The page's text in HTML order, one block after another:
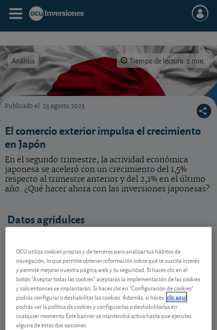
Análisis Tiempo de lectura: 2 min.
Japón retoma la senda del crecimiento económico. Qué hacer con sus inversiones
Publicado el 23 agosto 2023
El comercio exterior impulsa el crecimiento
en Japón
En el segundo trimestre, la actividad económica
japonesa se aceleró con un crecimiento del 1,5%
respecto al trimestre anterior y del 2,1% en el último
año. ¿Qué hacer ahora con las inversiones japonesas?
Datos agridulces
cifras no deberían tranquilizar del todo a las
autoridades de Tokio. Y con razón: el mercado
interno pasa por ciertos apuros, cayendo un 0,3%
respecto al trimestre anterior, lastrado en particular
por la caída del gasto en consumo de los hogares
(-0,4%).
OCU utiliza cookies propias y de terceros para analizar tus hábitos de
navegación, lo que permite obtener información sobre qué te suscita interés
y permite mejorar nuestra página web y tu seguridad. Si haces clic en el
botón "Aceptar todas las cookies" aceptarás la implementación de las cookies
y solo entonces se implantarán. Si haces clic en "Configuración de cookies"
podrás configurar o deshabilitar las cookies. Además, si haces clic aquí
podrás ver la política de cookies y configurarlas o deshabilitarlas en
cualquier momento. Este banner se mantendrá activo hasta que ejecutes
alguna de estas dos opciones.